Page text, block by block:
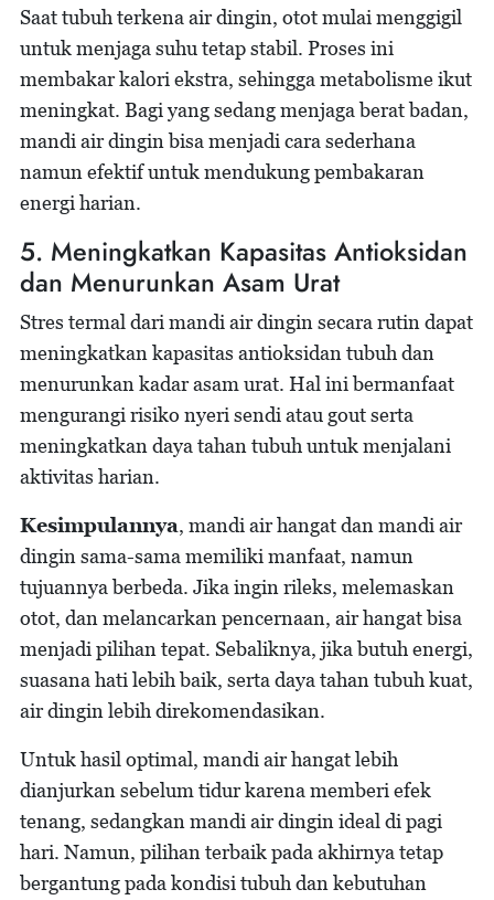
Saat tubuh terkena air dingin, otot mulai menggigil
untuk menjaga suhu tetap stabil. Proses ini
membakar kalori ekstra, sehingga metabolisme ikut
meningkat. Bagi yang sedang menjaga berat badan,
mandi air dingin bisa menjadi cara sederhana
namun efektif untuk mendukung pembakaran
energi harian.
5. Meningkatkan Kapasitas Antioksidan
dan Menurunkan Asam Urat
Stres termal dari mandi air dingin secara rutin dapat
meningkatkan kapasitas antioksidan tubuh dan
menurunkan kadar asam urat. Hal ini bermanfaat
mengurangi risiko nyeri sendi atau gout serta
meningkatkan daya tahan tubuh untuk menjalani
aktivitas harian.
Kesimpulannya, mandi air hangat dan mandi air
dingin sama-sama memiliki manfaat, namun
tujuannya berbeda. Jika ingin rileks, melemaskan
otot, dan melancarkan pencernaan, air hangat bisa
menjadi pilihan tepat. Sebaliknya, jika butuh energi,
suasana hati lebih baik, serta daya tahan tubuh kuat,
air dingin lebih direkomendasikan.
Untuk hasil optimal, mandi air hangat lebih
dianjurkan sebelum tidur karena memberi efek
tenang, sedangkan mandi air dingin ideal di pagi
hari. Namun, pilihan terbaik pada akhirnya tetap
bergantung pada kondisi tubuh dan kebutuhan